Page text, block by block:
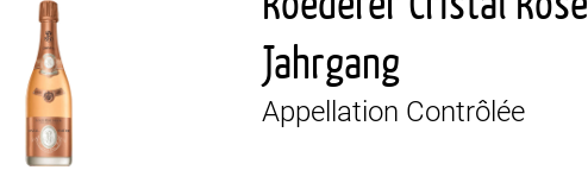
Jahrgang
Appellation Contrôlée